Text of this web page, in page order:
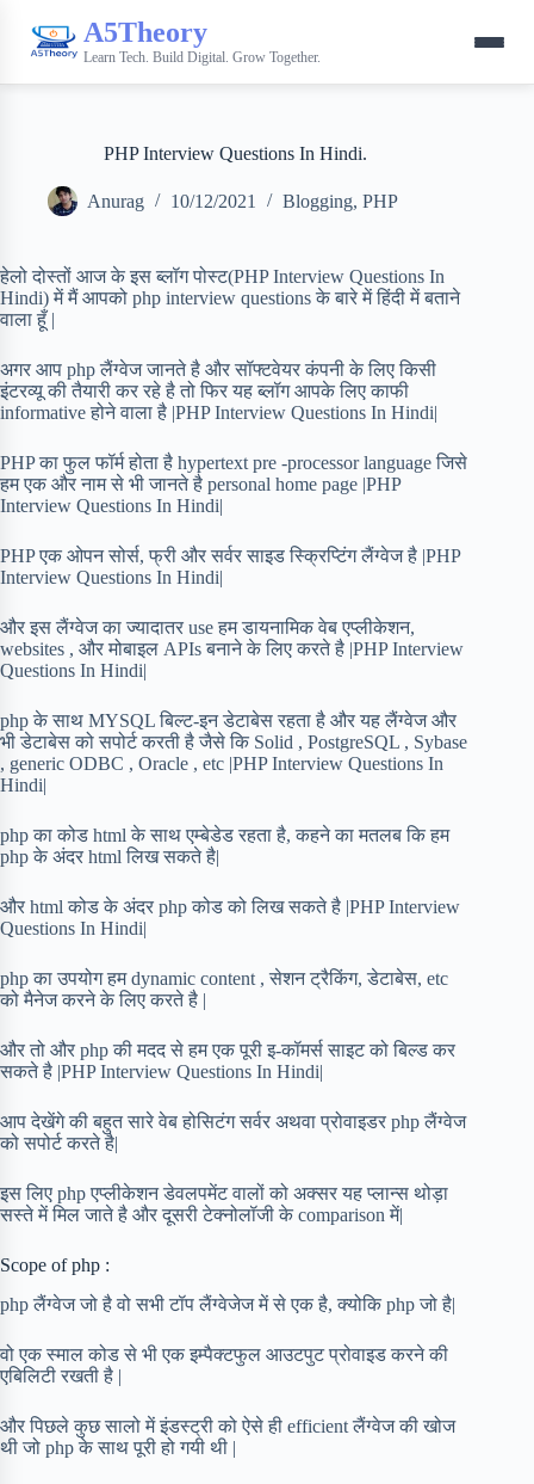
A5Theory
Learn Tech. Build Digital. Grow Together.
PHP Interview Questions In Hindi.
Anurag 10/12/2021 Blogging, PHP
हेलो दोस्तों आज के इस ब्लॉग पोस्ट(PHP Interview Questions In
Hindi) में मैं आपको php interview questions के बारे में हिंदी में बताने
वाला हूँ |
अगर आप php लैंग्वेज जानते है और सॉफ्टवेयर कंपनी के लिए किसी
इंटरव्यू की तैयारी कर रहे है तो फिर यह ब्लॉग आपके लिए काफी
informative होने वाला है |PHP Interview Questions In Hindi|
PHP का फुल फॉर्म होता है hypertext pre -processor language जिसे
हम एक और नाम से भी जानते है personal home page |PHP
Interview Questions In Hindi|
PHP एक ओपन सोर्स, फ्री और सर्वर साइड स्क्रिप्टिंग लैंग्वेज है |PHP
Interview Questions In Hindi|
और इस लैंग्वेज का ज्यादातर use हम डायनामिक वेब एप्लीकेशन,
websites , और मोबाइल APIs बनाने के लिए करते है |PHP Interview
Questions In Hindi|
php के साथ MYSQL बिल्ट-इन डेटाबेस रहता है और यह लैंग्वेज और
भी डेटाबेस को सपोर्ट करती है जैसे कि Solid , PostgreSQL , Sybase
, generic ODBC , Oracle , etc |PHP Interview Questions In
Hindi|
php का कोड html के साथ एम्बेडेड रहता है, कहने का मतलब कि हम
php के अंदर html लिख सकते है|
और html कोड के अंदर php कोड को लिख सकते है |PHP Interview
Questions In Hindi|
php का उपयोग हम dynamic content , सेशन ट्रैकिंग, डेटाबेस, etc
को मैनेज करने के लिए करते है |
और तो और php की मदद से हम एक पूरी इ-कॉमर्स साइट को बिल्ड कर
सकते है |PHP Interview Questions In Hindi|
आप देखेंगे की बहुत सारे वेब होसिटंग सर्वर अथवा प्रोवाइडर php लैंग्वेज
को सपोर्ट करते है|
इस लिए php एप्लीकेशन डेवलपमेंट वालों को अक्सर यह प्लान्स थोड़ा
सस्ते में मिल जाते है और दूसरी टेक्नोलॉजी के comparison में|
Scope of php :
php लैंग्वेज जो है वो सभी टॉप लैंग्वेजेज में से एक है, क्योकि php जो है|
वो एक स्माल कोड से भी एक इम्पैक्टफुल आउटपुट प्रोवाइड करने की
एबिलिटी रखती है |
और पिछले कुछ सालो में इंडस्ट्री को ऐसे ही efficient लैंग्वेज की खोज
थी जो php के साथ पूरी हो गयी थी |